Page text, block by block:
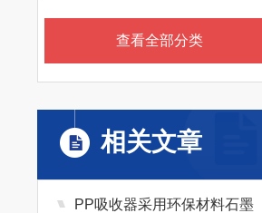
查看全部分类
相关文章
PP吸收器采用环保材料石墨